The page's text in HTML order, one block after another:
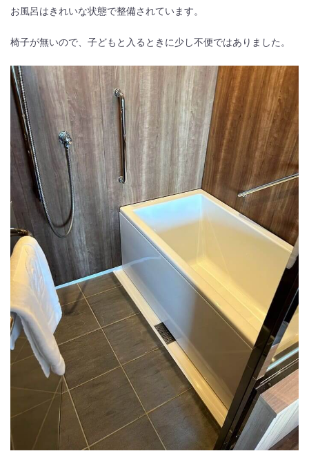
お風呂はきれいな状態で整備されています。
椅子が無いので、子どもと入るときに少し不便ではありました。